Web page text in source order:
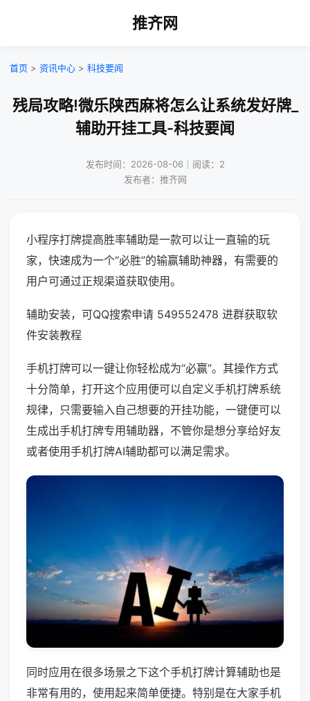
推齐网
首页 > 资讯中心 > 科技要闻
残局攻略!微乐陕西麻将怎么让系统发好牌_
辅助开挂工具-科技要闻
发布时间：2026-08-06｜阅读：2
发布者：推齐网
小程序打牌提高胜率辅助是一款可以让一直输的玩
家，快速成为一个“必胜”的输赢辅助神器，有需要的
用户可通过正规渠道获取使用。
辅助安装，可QQ搜索申请 549552478 进群获取软
件安装教程
手机打牌可以一键让你轻松成为“必赢”。其操作方式
十分简单，打开这个应用便可以自定义手机打牌系统
规律，只需要输入自己想要的开挂功能，一键便可以
生成出手机打牌专用辅助器，不管你是想分享给好友
或者使用手机打牌AI辅助都可以满足需求。
同时应用在很多场景之下这个手机打牌计算辅助也是
非常有用的，使用起来简单便捷。特别是在大家手机